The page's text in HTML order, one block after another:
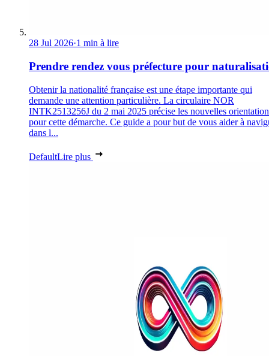
28 Jul 2026·1 min à lire
Prendre rendez vous préfecture pour
Obtenir la nationalité française est une étape importante qui
demande une attention particulière. La circulaire NOR
INTK2513256J du 2 mai 2025 précise les nouvelles
pour cette démarche. Ce guide a pour but de vous aider à
dans l...
DefaultLire plus